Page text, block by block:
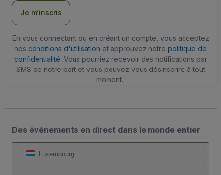
Je m’inscris
En vous connectant ou en créant un compte, vous acceptez
nos conditions d'utilisation et approuvez notre politique de
confidentialité. Vous pourriez recevoir des notifications par
SMS de notre part et vous pouvez vous désinscrire à tout
moment.
Des événements en direct dans le monde entier
Luxembourg